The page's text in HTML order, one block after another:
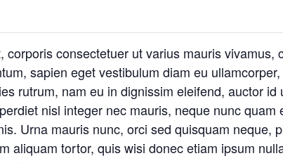
consectetuer ut varius mauris vivamus,
sapien eget vestibulum diam eu
rutrum, nam eu in dignissim eleifend, auctor id
nisl integer nec mauris, neque nunc quam
Urna mauris nunc, orci sed quisquam neque,
aliquam tortor, quis wisi donec etiam ipsum